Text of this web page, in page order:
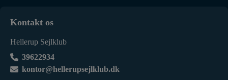
Kontakt os
Hellerup Sejlklub
39622934
kontor@hellerupsejlklub.dk